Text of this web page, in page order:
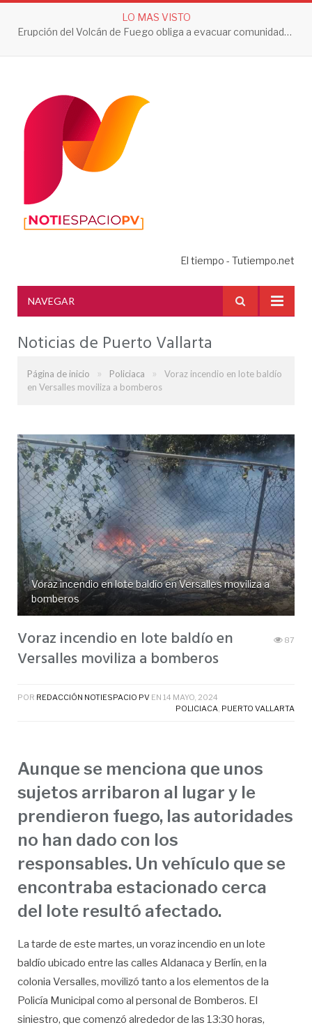
LO MAS VISTO
Erupción del Volcán de Fuego obliga a evacuar comunidades y mantiene en alerta a Guatemala
El tiempo - Tutiempo.net
NAVEGAR
Noticias de Puerto Vallarta
Página de inicio » Policiaca »
Voraz incendio en lote baldío
en Versalles moviliza a bomberos
Voraz incendio en lote baldío en Versalles moviliza a
bomberos
Voraz incendio en lote baldío en
Versalles moviliza a bomberos
87
POR REDACCIÓN NOTIESPACIO PV EN 14 MAYO, 2024
POLICIACA, PUERTO VALLARTA
Aunque se menciona que unos
sujetos arribaron al lugar y le
prendieron fuego, las autoridades
no han dado con los
responsables. Un vehículo que se
encontraba estacionado cerca
del lote resultó afectado.
La tarde de este martes, un voraz incendio en un lote
baldío ubicado entre las calles Aldanaca y Berlín, en la
colonia Versalles, movilizó tanto a los elementos de la
Policía Municipal como al personal de Bomberos. El
siniestro, que comenzó alrededor de las 13:30 horas,